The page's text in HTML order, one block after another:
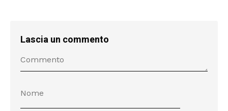
Lascia un commento